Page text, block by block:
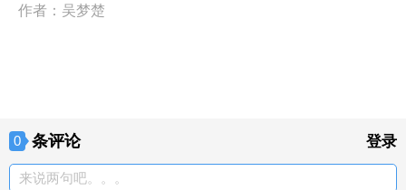
作者： 吴梦楚
0 条评论 登录
来说两句吧。。。